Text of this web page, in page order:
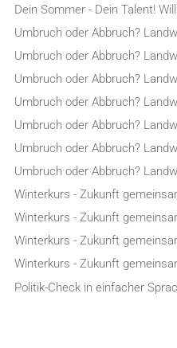
Dein Sommer - Dein Talent!
Umbruch oder Abbruch?
Umbruch oder Abbruch?
Umbruch oder Abbruch?
Umbruch oder Abbruch?
Umbruch oder Abbruch?
Umbruch oder Abbruch?
Umbruch oder Abbruch?
Winterkurs - Zukunft
Winterkurs - Zukunft
Winterkurs - Zukunft
Winterkurs - Zukunft
Politik-Check in einfacher